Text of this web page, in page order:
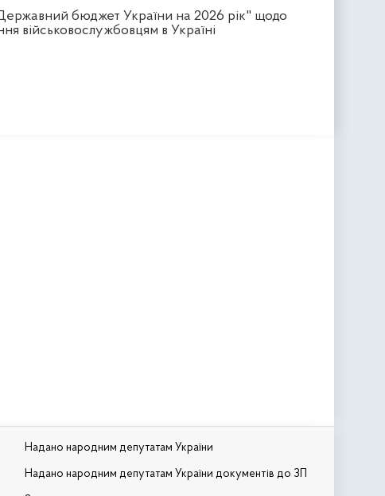
бюджет України на 2026 рік" щодо
військовослужбовцям в Україні
Надано народним депутатам України
Надано народним депутатам України документів до ЗП